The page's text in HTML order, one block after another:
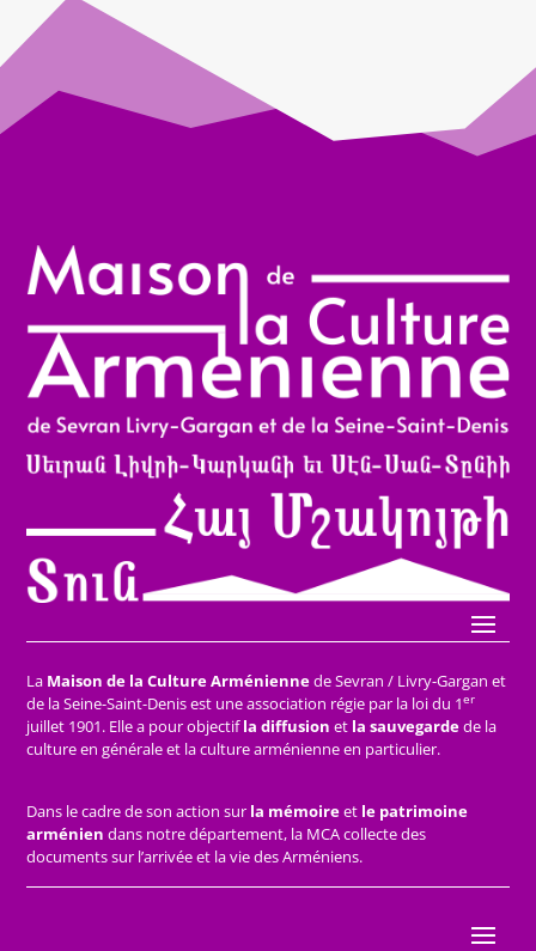
La Maison de la Culture Arméniennede Sevran / Livry-Gargan et
de la Seine-Saint-Denis est une association régie par la loi du 1er
juillet 1901. Elle a pour objectifla diffusion et la sauvegardede la
culture en générale et la culture arménienne en particulier.
Dans le cadre de son action sur la mémoireet le patrimoine
arménien dans notre département, la MCA collecte des
documents sur l’arrivée et la vie des Arméniens.